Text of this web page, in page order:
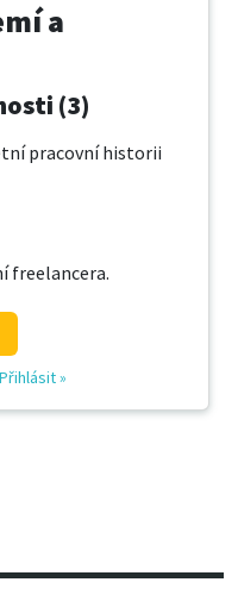
a
(3)
pracovní historii
freelancera.
Přihlásit»